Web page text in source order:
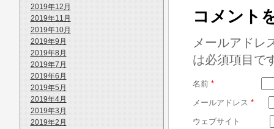
2019年12月
2019年11月
2019年10月
2019年9月
2019年8月
2019年7月
2019年6月
2019年5月
2019年4月
2019年3月
2019年2月
コメント
メールアドレ
は必須項目で
名前 *
メールアドレス *
ウェブサイト